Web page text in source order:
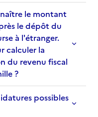
le montant
le dépôt du
à l'étranger.
calculer la
du revenu fiscal
?
possibles